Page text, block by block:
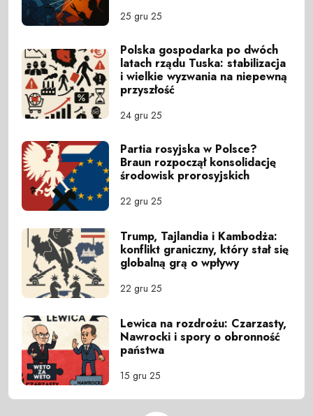
25 gru 25
Polska gospodarka po dwóch
latach rządu Tuska: stabilizacja
i wielkie wyzwania na niepewną
przyszłość
24 gru 25
Partia rosyjska w Polsce?
Braun rozpoczął konsolidację
środowisk prorosyjskich
22 gru 25
Trump, Tajlandia i Kambodża:
konflikt graniczny, który stał się
globalną grą o wpływy
22 gru 25
Lewica na rozdrożu: Czarzasty,
Nawrocki i spory o obronność
państwa
15 gru 25